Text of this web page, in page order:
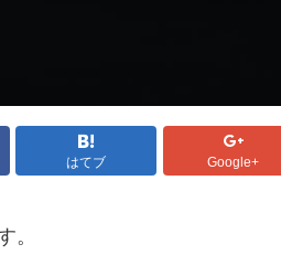
はてブ Google+
。